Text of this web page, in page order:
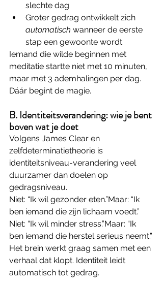
slechte dag
Groter gedrag ontwikkelt zich
automatisch wanneer de eerste
stap een gewoonte wordt
Iemand die wilde beginnen met
meditatie startte niet met 10 minuten,
maar met 3 ademhalingen per dag.
Dáár begint de magie.
B. Identiteitsverandering: wie je bent
boven wat je doet
Volgens James Clear en
zelfdeterminatietheorie is
identiteitsniveau-verandering veel
duurzamer dan doelen op
gedragsniveau.
Niet: “Ik wil gezonder eten.”Maar: “Ik
ben iemand die zijn lichaam voedt.”
Niet: “Ik wil minder stress.”Maar: “Ik
ben iemand die herstel serieus neemt.”
Het brein werkt graag samen met een
verhaal dat klopt. Identiteit leidt
automatisch tot gedrag.